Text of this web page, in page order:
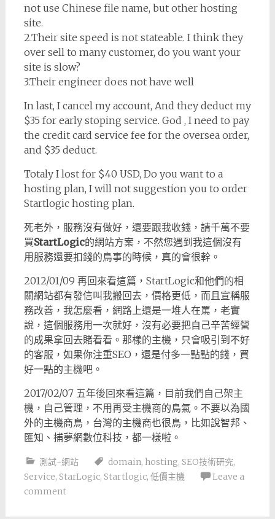
not use Chinese file name, but other hosting
site.
2.Their site speed is not stateable. I think they
over sell to many customer, do you want your
site is slow?
3.Their engineer does not have well
In last, I cancel my account, And they deduct my
$35 for early stoping service. God , I need to pay
the credit card service fee for the oversea order,
and $35 deduct.
Totaly I lost for $40 USD, Do you want to a
hosting plan, I will not suggestion you to order
Startlogic hosting plan.
死老外，服務沒有做好，還要跟我收錢，請千萬不要
買StartLogic的網站方案，不然您遇到我這個沒有
用服務還要扣錢的鳥事的時候，真的會很幹。
2012/01/09 再回來看這篇，StartLogic和他們的相
關網站都有發信叫我搬回去，價格更低，而且宣稱服
務改善，我怎麼看，網路上還是一堆人在罵，老實
說，這個服務用一次就好，沒有必要把自己辛苦經營
的成果拿回去賭看看。那樣的主機，只會吸引到不好
的客服，如果你注重SEO，還是付多一點點的錢，買
好一點的主機吧。
2017/02/07 五年後回來看這篇，目前我們自己架主
機，自己管理，不用再受主機商的鳥氣。不要以為國
外的主機商鳥，台灣的主機商也很鳥，比如說智邦、
匯知、捕夢網數位科技，都一樣啦。
測試-網站 domain, hosting, SEO技術研究,
Service, StarLogic, Startlogic, 低價主機
Leave a
comment